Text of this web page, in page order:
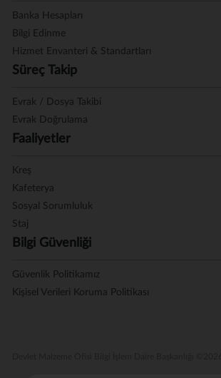
Banka Hesapları
Bilgi Edinme
Hizmet Envanteri & Standartları
Süreç Takip
Evrak / Dosya Takibi
Evrak Doğrulama
Faaliyetler
Kreş
Kafeterya
Sosyal Sorumluluk
Staj
Bilgi Güvenliği
Güvenlik Politikamız
Kişisel Verileri Koruma Politikası